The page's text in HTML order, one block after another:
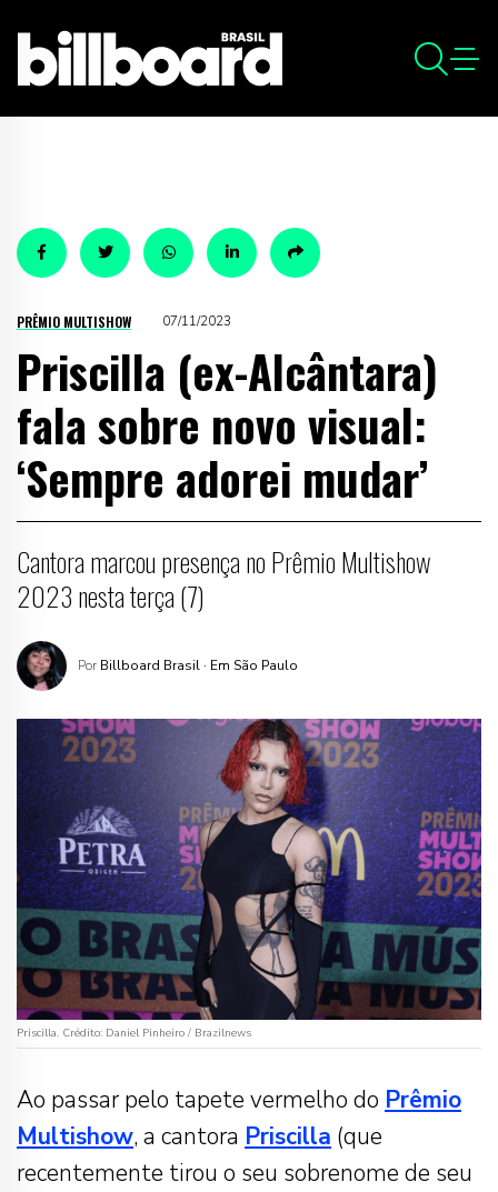
PRÊMIO MULTISHOW 07/11/2023
Priscilla (ex-Alcântara)
fala sobre novo visual:
‘Sempre adorei mudar’
Cantora marcou presença no Prêmio Multishow
2023 nesta terça (7)
Por Billboard Brasil · Em São Paulo
Priscilla. Crédito: Daniel Pinheiro / Brazilnews
Ao passar pelo tapete vermelho do Prêmio
Multishow, a cantora Priscilla (que
recentemente tirou o seu sobrenome de seu